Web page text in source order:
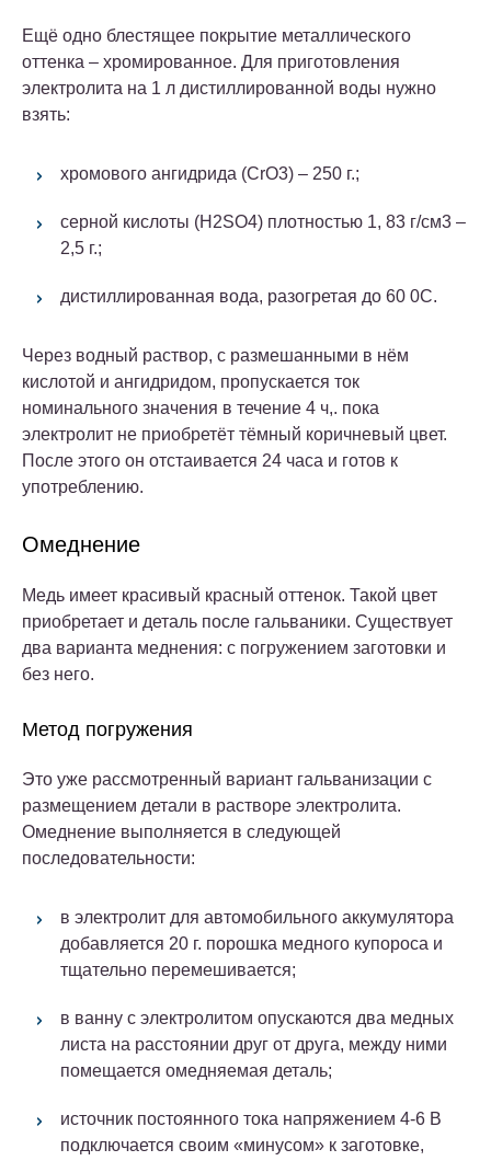
Ещё одно блестящее покрытие металлического
оттенка – хромированное. Для приготовления
электролита на 1 л дистиллированной воды нужно
взять:
хромового ангидрида (CrO3) – 250 г.;
серной кислоты (H2SO4) плотностью 1, 83 г/см3 –
2,5 г.;
дистиллированная вода, разогретая до 60 0С.
Через водный раствор, с размешанными в нём
кислотой и ангидридом, пропускается ток
номинального значения в течение 4 ч,. пока
электролит не приобретёт тёмный коричневый цвет.
После этого он отстаивается 24 часа и готов к
употреблению.
Омеднение
Медь имеет красивый красный оттенок. Такой цвет
приобретает и деталь после гальваники. Существует
два варианта меднения: с погружением заготовки и
без него.
Метод погружения
Это уже рассмотренный вариант гальванизации с
размещением детали в растворе электролита.
Омеднение выполняется в следующей
последовательности:
в электролит для автомобильного аккумулятора
добавляется 20 г. порошка медного купороса и
тщательно перемешивается;
в ванну с электролитом опускаются два медных
листа на расстоянии друг от друга, между ними
помещается омедняемая деталь;
источник постоянного тока напряжением 4-6 В
подключается своим «минусом» к заготовке,